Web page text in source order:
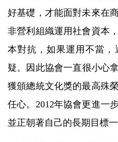
好基礎，才能面對未來在
非營利組織運用社會資本
本對抗，如果運用不當
疑。因此協會一直很小心
獲頒總統文化獎的最高殊
任心。2012年協會更進一
並正朝著自己的長期目標一